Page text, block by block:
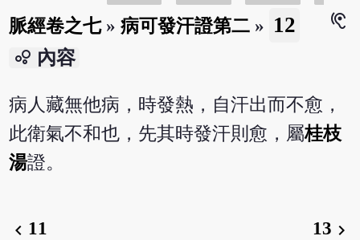
脈經卷之七»病可發汗證第二 » 12
hearing
bubble_chart 內容
病人藏無他病，時發熱，自汗出而不愈，
此衛氣不和也，先其時發汗則愈，屬桂枝
湯證。
chevron_left 11 13 chevron_right